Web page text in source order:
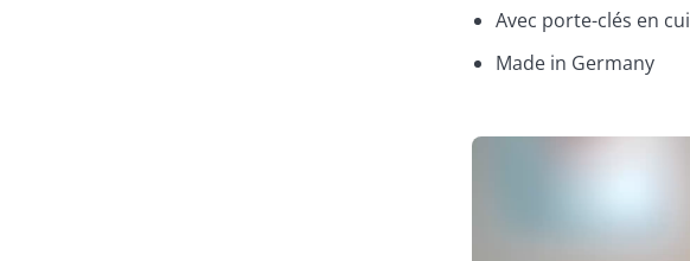
Avec porte-clés en
Made in Germany